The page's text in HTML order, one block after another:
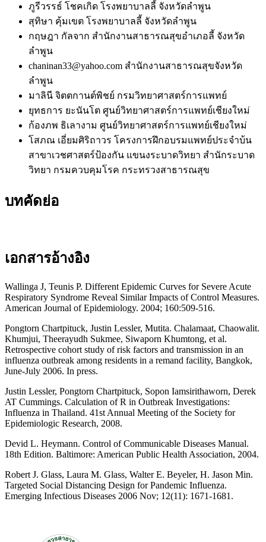
ภูรีวรรธ์ โชคเกิด โรงพยาบาลลี้ จังหวัดลำพูน
สุทิษา คุ้มเขต โรงพยาบาลลี้ จังหวัดลำพูน
กฤษฎา กัลจาก สำนักงานสาธารณสุขอำเภอลี้ จังหวัด
ลำพูน
chaninan33@yahoo.com สำนักงานสาธารณสุขจังหวัด
ลำพูน
มาลินี จิตตกานต์พิชย์ กรมวิทยาศาสตร์การแพทย์
ยุทธการ ยะนันโต ศูนย์วิทยาศาสตร์การแพทย์เชียงใหม่
ก้องภพ ธิเลางาม ศูนย์วิทยาศาสตร์การแพทย์เชียงใหม่
โสภณ เอี่ยมศิริถาวร โครงการฝึกอบรมแพทย์ประจำบ้น
สาขาเวชศาสตร์ป้องกัน แขนงระบาดวิทยา สำนักระบาด
วิทยา กรมควบคุมโรค กระทรวงสาธารณสุข
บทคัดย่อ
เอกสารอ้างอิง
Wallinga J, Teunis P. Different Epidemic Curves for Severe Acute
Respiratory Syndrome Reveal Similar Impacts of Control Measures.
American Journal of Epidemiology. 2004; 160:509-516.
Pongtorn Chartpituck, Justin Lessler, Mutita. Chalamaat, Chaowalit.
Khumjui, Theerayudh Sukmee, Siwaporn Khumtong, et al.
Retrospective cohort study of risk factors and transmission in an
influenza outbreak among residents in a remand facility, Bangkok,
June-July 2006. In press.
Justin Lessler, Pongtorn Chartpituck, Sopon Iamsirithaworn, Derek
AT Cummings. Calculation of R in Outbreak Investigations:
Influenza in Thailand. 41st Annual Meeting of the Society for
Epidemiologic Research, 2008.
Devid L. Heymann. Control of Communicable Diseases Manual.
18th Edition. Baltimore: American Public Health Association, 2004.
Robert J. Glass, Laura M. Glass, Walter E. Beyeler, H. Jason Min.
Targeted Social Distancing Design for Pandemic Influenza.
Emerging Infectious Diseases 2006 Nov; 12(11): 1671-1681.